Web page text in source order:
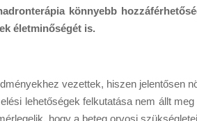
könnyebb
életminőségét is.
vezettek, hiszen jelentősen
lehetőségek felkutatása nem állt